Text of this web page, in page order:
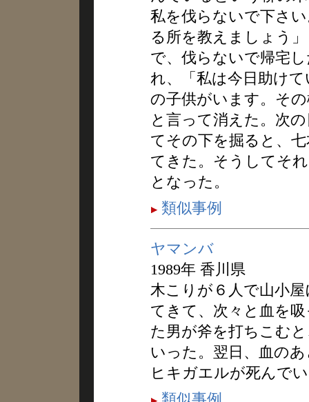
私を伐らないで下さ
る所を教えましょう
で、伐らないで帰宅
れ、「私は今日助け
の子供がいます。そ
と言って消えた。次
てその下を掘ると、
てきた。そうしてそ
となった。
類似事例
ヤマンバ
1989年 香川県
木こりが６人で山小
てきて、次々と血を
た男が斧を打ちこむ
いった。翌日、血の
ヒキガエルが死んで